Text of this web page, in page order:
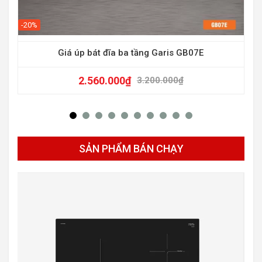
-20%
Giá úp bát đĩa ba tầng Garis GB07E
3.200.000₫
2.560.000₫
SẢN PHẨM BÁN CHẠY